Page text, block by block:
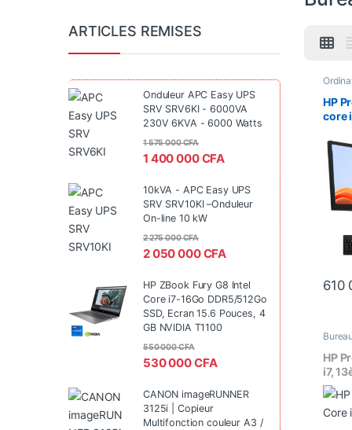
HP
core
MHz
HP
610
Bureau
HP
i7,
Ghz
Go
FHD
ARTICLES REMISES
Onduleur APC Easy UPS
SRV SRV6KI - 6000VA
230V 6KVA - 6000 Watts
1 400 000CFA
1 575 000CFA
10kVA - APC Easy UPS
SRV SRV10KI –Onduleur
On-line 10 kW
2 050 000CFA
2 275 000CFA
HP ZBook Fury G8 Intel
Core i7-16Go DDR5/512Go
SSD, Ecran 15.6 Pouces, 4
GB NVIDIA T1100
530 000CFA
550 000CFA
CANON imageRUNNER
3125i | Copieur
Multifonction couleur A3 /